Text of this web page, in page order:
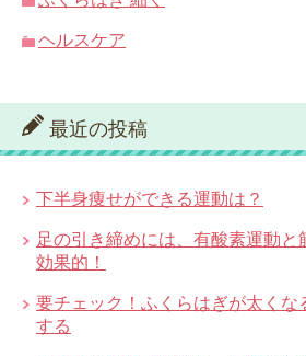
ヘルスケア
最近の投稿
下半身痩せができる運動は？
足の引き締めには、有酸素運動と
効果的！
要チェック！ふくらはぎが太くな
する